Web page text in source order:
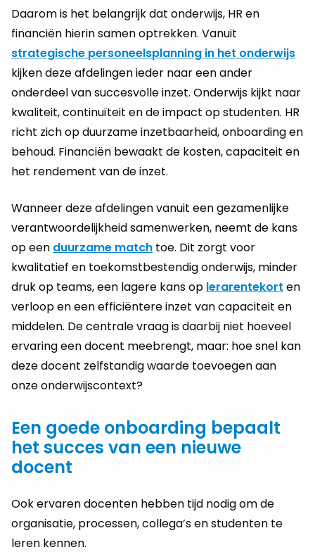
Daarom is het belangrijk dat onderwijs, HR en
financiën hierin samen optrekken. Vanuit
strategische personeelsplanning in het onderwijs
kijken deze afdelingen ieder naar een ander
onderdeel van succesvolle inzet. Onderwijs kijkt naar
kwaliteit, continuïteit en de impact op studenten. HR
richt zich op duurzame inzetbaarheid, onboarding en
behoud. Financiën bewaakt de kosten, capaciteit en
het rendement van de inzet.
Wanneer deze afdelingen vanuit een gezamenlijke
verantwoordelijkheid samenwerken, neemt de kans
op een duurzame match toe. Dit zorgt voor
kwalitatief en toekomstbestendig onderwijs, minder
druk op teams, een lagere kans op lerarentekort en
verloop en een efficiëntere inzet van capaciteit en
middelen. De centrale vraag is daarbij niet hoeveel
ervaring een docent meebrengt, maar: hoe snel kan
deze docent zelfstandig waarde toevoegen aan
onze onderwijscontext?
Een goede onboarding bepaalt
het succes van een nieuwe
docent
Ook ervaren docenten hebben tijd nodig om de
organisatie, processen, collega’s en studenten te
leren kennen.